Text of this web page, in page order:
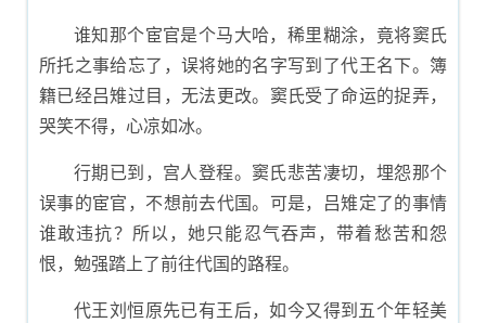
谁知那个宦官是个马大哈，稀里糊涂，竟将窦氏
所托之事给忘了，误将她的名字写到了代王名下。簿
籍已经吕雉过目，无法更改。窦氏受了命运的捉弄，
哭笑不得，心凉如冰。
行期已到，宫人登程。窦氏悲苦凄切，埋怨那个
误事的宦官，不想前去代国。可是，吕雉定了的事情
谁敢违抗？所以，她只能忍气吞声，带着愁苦和怨
恨，勉强踏上了前往代国的路程。
代王刘恒原先已有王后，如今又得到五个年轻美